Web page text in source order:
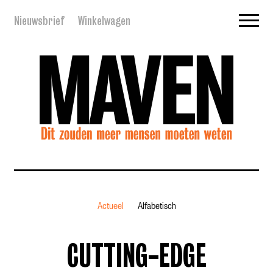
Nieuwsbrief Winkelwagen
Actueel Alfabetisch
CUTTING-EDGE